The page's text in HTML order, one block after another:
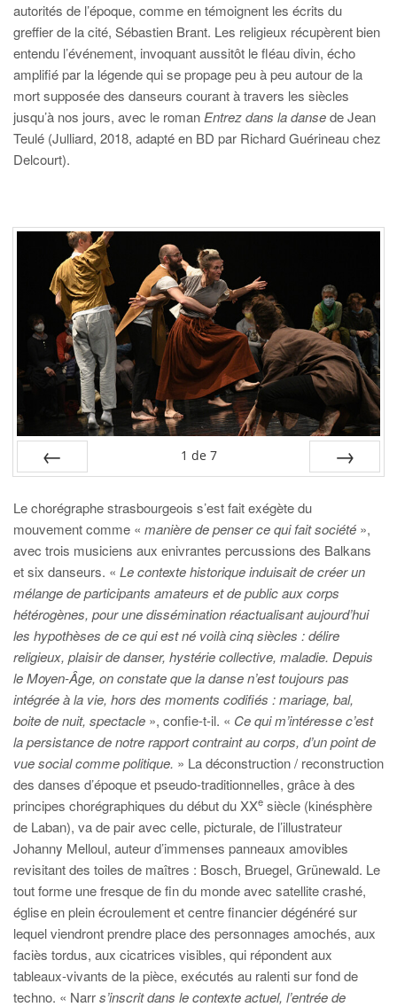
autorités de l’époque, comme en témoignent les écrits du
greffier de la cité, Sébastien Brant. Les religieux récupèrent bien
entendu l’événement, invoquant aussitôt le fléau divin, écho
amplifié par la légende qui se propage peu à peu autour de la
mort supposée des danseurs courant à travers les siècles
jusqu’à nos jours, avec le roman Entrez dans la dansede Jean
Teulé (Julliard, 2018, adapté en BD par Richard Guérineau chez
Delcourt).
1 de 7
Le chorégraphe strasbourgeois s’est fait exégète du
mouvement comme « manière de penser ce qui fait société »,
avec trois musiciens aux enivrantes percussions des Balkans
et six danseurs. « Le contexte historique induisait de créer un
mélange de participants amateurs et de public aux corps
hétérogènes, pour une dissémination réactualisant aujourd’hui
les hypothèses de ce qui est né voilà cinq siècles : délire
religieux, plaisir de danser, hystérie collective, maladie. Depuis
le Moyen-Âge, on constate que la danse n’est toujours pas
intégrée à la vie, hors des moments codifiés : mariage, bal,
boite de nuit, spectacle », confie-t-il. « Ce qui m’intéresse c’est
la persistance de notre rapport contraint au corps, d’un point de
vue social comme politique. » La déconstruction / reconstruction
des danses d’époque et pseudo-traditionnelles, grâce à des
principes chorégraphiques du début du XXe siècle (kinésphère
de Laban), va de pair avec celle, picturale, de l’illustrateur
Johanny Melloul, auteur d’immenses panneaux amovibles
revisitant des toiles de maîtres : Bosch, Bruegel, Grünewald. Le
tout forme une fresque de fin du monde avec satellite crashé,
église en plein écroulement et centre financier dégénéré sur
lequel viendront prendre place des personnages amochés, aux
faciès tordus, aux cicatrices visibles, qui répondent aux
tableaux-vivants de la pièce, exécutés au ralenti sur fond de
techno. « Narrs’inscrit dans le contexte actuel, l’entrée de